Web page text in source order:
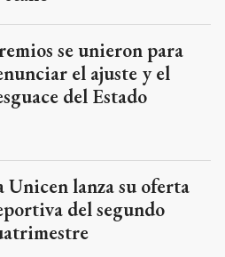
se unieron para
el ajuste y el
del Estado
Unicen lanza su oferta
del segundo